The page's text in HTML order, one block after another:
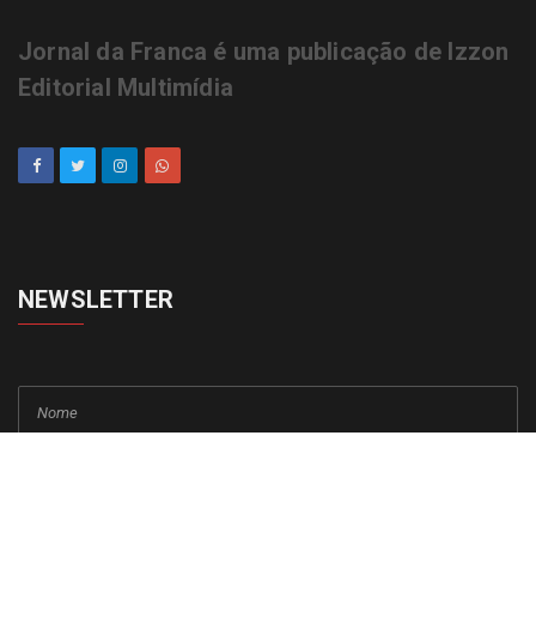
Jornal da Franca é uma publicação de Izzon
Editorial Multimídia
NEWSLETTER